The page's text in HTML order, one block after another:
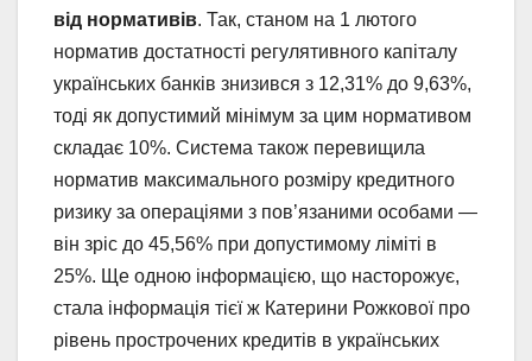
від нормативів. Так, станом на 1 лютого
норматив достатності регулятивного капіталу
українських банків знизився з 12,31% до 9,63%,
тоді як допустимий мінімум за цим нормативом
складає 10%. Система також перевищила
норматив максимального розміру кредитного
ризику за операціями з пов’язаними особами —
він зріс до 45,56% при допустимому ліміті в
25%. Ще одною інформацією, що насторожує,
стала інформація тієї ж Катерини Рожкової про
рівень прострочених кредитів в українських